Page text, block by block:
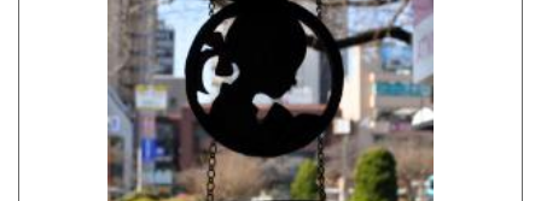
1,150円 徳島県
1,150円 愛媛県
1,150円 福岡県
1,410円 長崎県